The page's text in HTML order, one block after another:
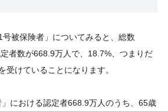
被保険者」についてみると、総数
者数が668.9万人で、18.7%、つまりだ
受けていることになります。
における認定者668.9万人のうち、65歳